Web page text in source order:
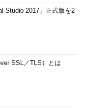
Studio 2017」正式版を2
SSL／TLS）とは